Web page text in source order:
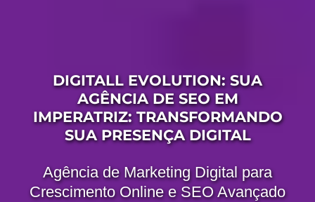
DIGITALL EVOLUTION: SUA
AGÊNCIA DE SEO EM
IMPERATRIZ: TRANSFORMANDO
SUA PRESENÇA DIGITAL
Agência de Marketing Digital para
Crescimento Online e SEO Avançado